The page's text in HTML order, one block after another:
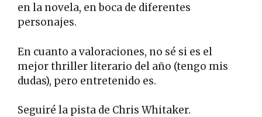
en la novela, en boca de diferentes
personajes.
En cuanto a valoraciones, no sé si es el
mejor thriller literario del año (tengo mis
dudas), pero entretenido es.
Seguiré la pista de Chris Whitaker.